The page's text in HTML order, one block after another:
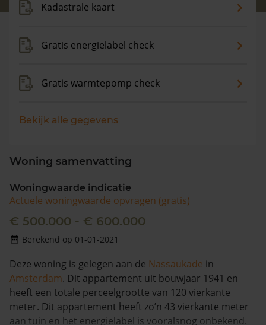
Kadastrale kaart
Gratis energielabel check
Gratis warmtepomp check
Bekijk alle gegevens
Woning samenvatting
Woningwaarde indicatie
Actuele woningwaarde opvragen (gratis)
€ 500.000 - € 600.000
Berekend op 01-01-2021
Deze woning is gelegen aan de Nassaukade in
Amsterdam. Dit appartement uit bouwjaar 1941 en
heeft een totale perceelgrootte van 120 vierkante
meter. Dit appartement heeft zo’n 43 vierkante meter
aan tuin en het energielabel is vooralsnog onbekend.